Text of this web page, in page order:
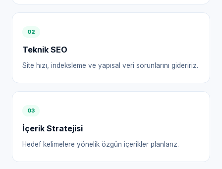
02
Teknik SEO
Site hızı, indeksleme ve yapısal veri sorunlarını gideririz.
03
İçerik Stratejisi
Hedef kelimelere yönelik özgün içerikler planlarız.